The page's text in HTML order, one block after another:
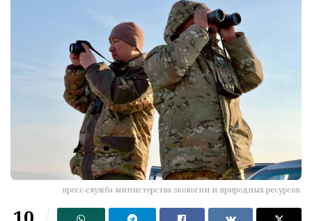
пресс-служба министерства экологии и природных ресурсов.